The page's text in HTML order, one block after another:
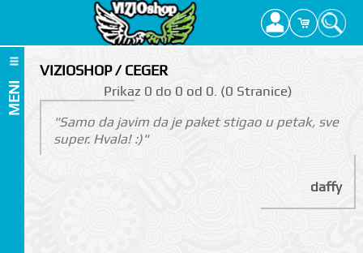
MENI
VIZIOSHOP / CEGER
Prikаz 0 do 0 оd 0. (0 Strаnicе)
"Samo da javim da je paket stigao u petak, sve
super. Hvala! :)"
daffy